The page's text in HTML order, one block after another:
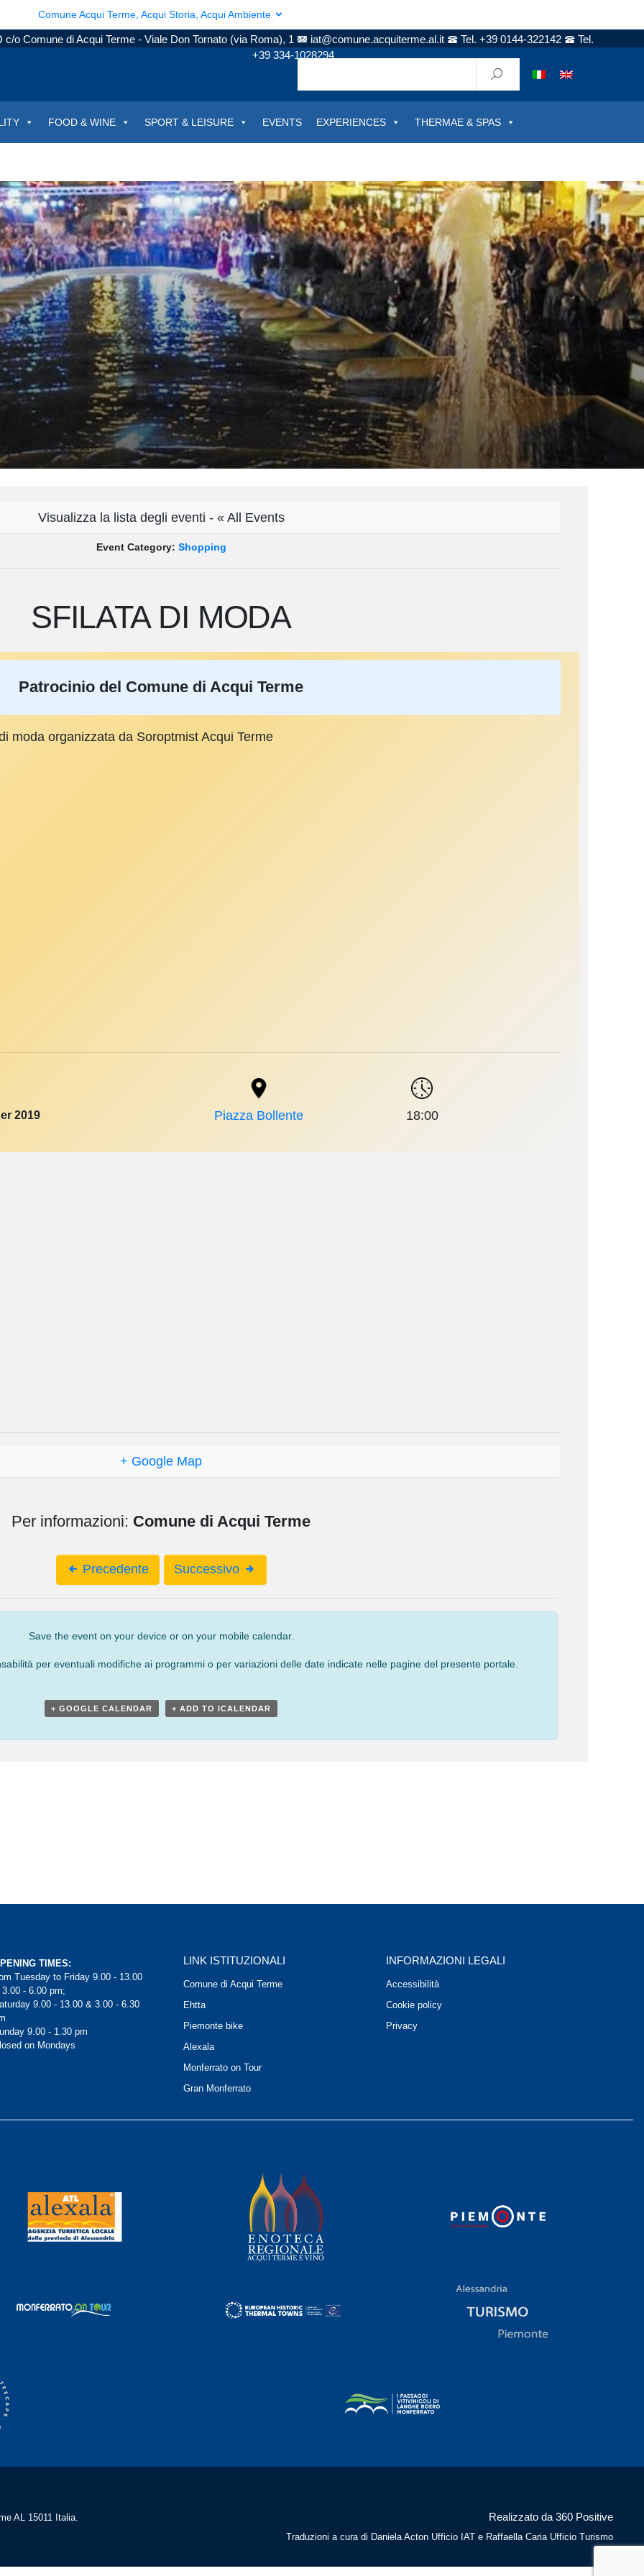
Comune Acqui Terme, Acqui Storia, Acqui Ambiente
c/o Comune di Acqui Terme - Viale Don Tornato (via Roma), 1 iat@comune.acquiterme.al.it Tel. +39 0144-322142
Tel.
+39 334-1028294
FOOD & WINE SPORT & LEISURE EVENTS EXPERIENCES THERMAE & SPAS
Visualizza la lista degli eventi - « All Events
Event Category: Shopping
SFILATA DI MODA
Patrocinio del Comune di Acqui Terme
moda organizzata da Soroptmist Acqui Terme
2019 Piazza Bollente 18:00
+ Google Map
Per informazioni: Comune di Acqui Terme
Precedente Successivo
Save the event on your device or on your mobile calendar.
per eventuali modifiche ai programmi o per variazioni delle date indicate nelle pagine del presente portale.
+ GOOGLE CALENDAR + ADD TO ICALENDAR
TIMES:
Tuesday to Friday 9.00 - 13.00
3.00 - 6.00 pm;
9.00 - 13.00 & 3.00 - 6.30
9.00 - 1.30 pm
on Mondays
LINK ISTITUZIONALI
Comune di Acqui Terme
Ehtta
Piemonte bike
Alexala
Monferrato on Tour
Gran Monferrato
INFORMAZIONI LEGALI
Accessibilità
Cookie policy
Privacy
AL 15011 Italia.
Realizzato da 360 Positive
Traduzioni a cura di Daniela Acton Ufficio IAT e Raffaella Caria Ufficio Turismo